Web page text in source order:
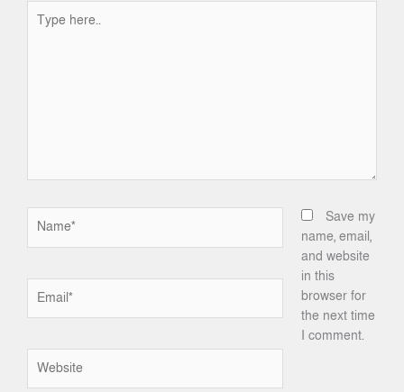
here..
Save my
name, email,
and website
in this
browser for
the next time
I comment.